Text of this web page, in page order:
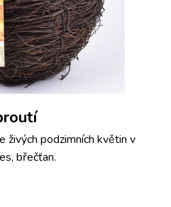
živých podzimních květin v
břečťan.